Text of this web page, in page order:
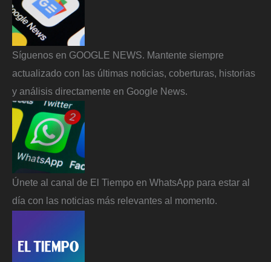
Síguenos en GOOGLE NEWS. Mantente siempre
actualizado con las últimas noticias, coberturas, historias
y análisis directamente en Google News.
Únete al canal de El Tiempo en WhatsApp para estar al
día con las noticias más relevantes al momento.